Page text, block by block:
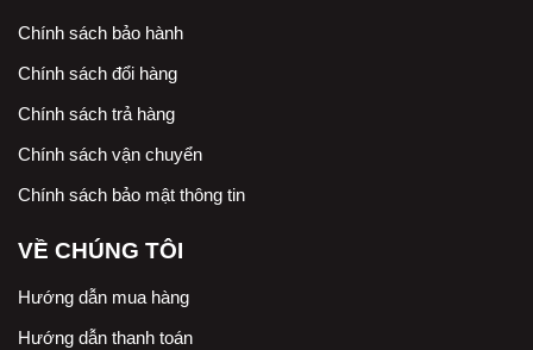
Chính sách bảo hành
Chính sách đổi hàng
Chính sách trả hàng
Chính sách vận chuyển
Chính sách bảo mật thông tin
VỀ CHÚNG TÔI
Hướng dẫn mua hàng
Hướng dẫn thanh toán